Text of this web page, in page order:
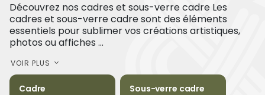
Découvrez nos cadres et sous-verre cadre Les
cadres et sous-verre cadre sont des éléments
essentiels pour sublimer vos créations artistiques,
photos ou affiches ...
VOIR PLUS
Cadre Sous-verre cadre